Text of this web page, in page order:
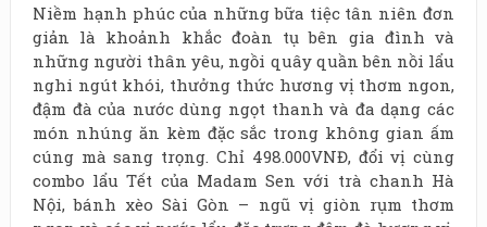
Niềm hạnh phúc của những bữa tiệc tân niên đơn
giản là khoảnh khắc đoàn tụ bên gia đình và
những người thân yêu, ngồi quây quần bên nồi lẩu
nghi ngút khói, thưởng thức hương vị thơm ngon,
đậm đà của nước dùng ngọt thanh và đa dạng các
món nhúng ăn kèm đặc sắc trong không gian ấm
cúng mà sang trọng. Chỉ 498.000VNĐ, đổi vị cùng
combo lẩu Tết của Madam Sen với trà chanh Hà
Nội, bánh xèo Sài Gòn – ngũ vị giòn rụm thơm